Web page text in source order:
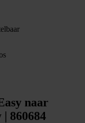
naar
860684